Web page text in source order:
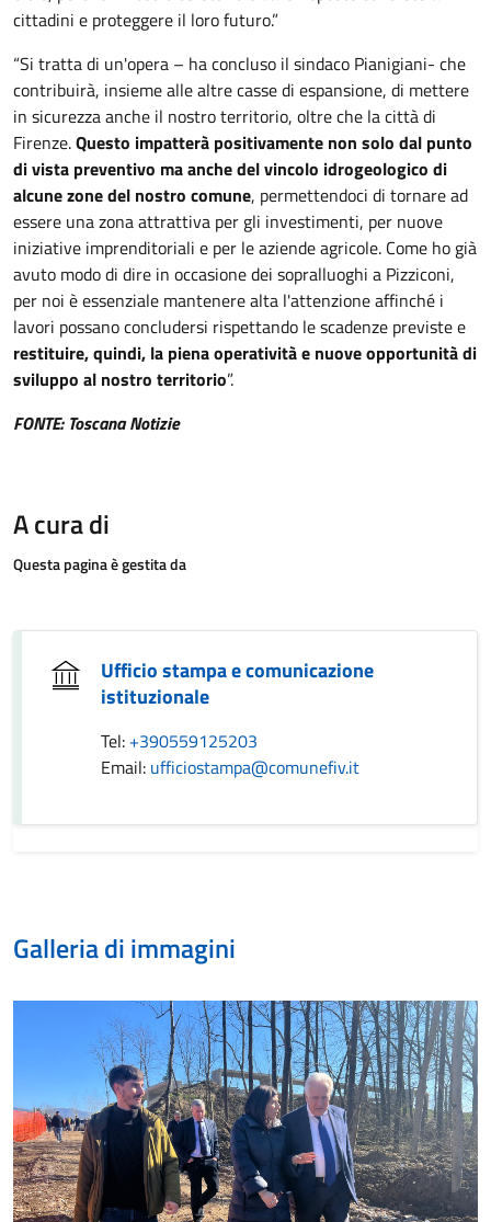
cittadini e proteggere il loro futuro.”
“Si tratta di un'opera – ha concluso il sindaco Pianigiani- che
contribuirà, insieme alle altre casse di espansione, di mettere
in sicurezza anche il nostro territorio, oltre che la città di
Firenze.Questo impatterà positivamente non solo dal punto
di vista preventivo ma anche del vincolo idrogeologico di
alcune zone del nostro comune, permettendoci di tornare ad
essere una zona attrattiva per gli investimenti, per nuove
iniziative imprenditoriali e per le aziende agricole. Come ho già
avuto modo di dire in occasione dei sopralluoghi a Pizziconi,
per noi è essenziale mantenere alta l'attenzione affinché i
lavori possano concludersi rispettando le scadenze previste e
restituire, quindi, la piena operatività e nuove opportunità di
sviluppo al nostro territorio”.
FONTE: Toscana Notizie
A cura di
Questa pagina è gestita da
Ufficio stampa e comunicazione
istituzionale
Tel: +390559125203
Email: ufficiostampa@comunefiv.it
Galleria di immagini